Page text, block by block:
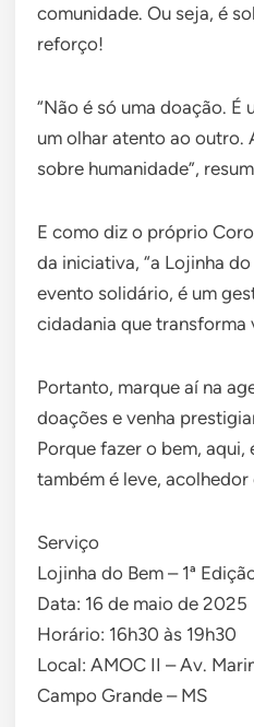
comunidade. Ou seja, é
reforço!
“Não é só uma doação. É
um olhar atento ao outro.
sobre humanidade”,
E como diz o próprio
da iniciativa, “a Lojinha
evento solidário, é um
cidadania que transforma
Portanto, marque aí na
doações e venha
Porque fazer o bem, aqui,
também é leve, acolhedor
Serviço
Lojinha do Bem – 1ª
Data: 16 de maio de 2025
Horário: 16h30 às 19h30
Local: AMOC II – Av.
Campo Grande – MS